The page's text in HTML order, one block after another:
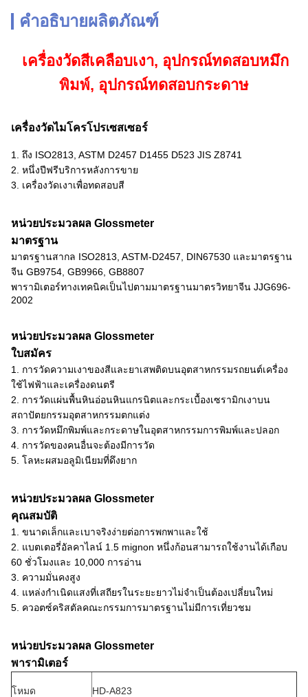
คำอธิบายผลิตภัณฑ์
เครื่องวัดสีเคลือบเงา, อุปกรณ์ทดสอบหมึก
พิมพ์, อุปกรณ์ทดสอบกระดาษ
เครื่องวัดไมโครโปรเซสเซอร์
1. ถึง ISO2813, ASTM D2457 D1455 D523 JIS Z8741
2. หนึ่งปีฟรีบริการหลังการขาย
3. เครื่องวัดเงาเพื่อทดสอบสี
หน่วยประมวลผล Glossmeter
มาตรฐาน
มาตรฐานสากล ISO2813, ASTM-D2457, DIN67530 และมาตรฐาน
จีน GB9754, GB9966, GB8807
พารามิเตอร์ทางเทคนิคเป็นไปตามมาตรฐานมาตรวิทยาจีน JJG696-
2002
หน่วยประมวลผล Glossmeter
ใบสมัคร
1. การวัดความเงาของสีและยาเสพติดบนอุตสาหกรรมรถยนต์เครื่อง
ใช้ไฟฟ้าและเครื่องดนตรี
2. การวัดแผ่นพื้นหินอ่อนหินแกรนิตและกระเบื้องเซรามิกเงาบน
สถาปัตยกรรมอุตสาหกรรมตกแต่ง
3. การวัดหมึกพิมพ์และกระดาษในอุตสาหกรรมการพิมพ์และปลอก
4. การวัดของคนอื่นจะต้องมีการวัด
5. โลหะผสมอลูมิเนียมที่ดึงยาก
หน่วยประมวลผล Glossmeter
คุณสมบัติ
1. ขนาดเล็กและเบาจริงง่ายต่อการพกพาและใช้
2. แบตเตอรี่อัลคาไลน์ 1.5 mignon หนึ่งก้อนสามารถใช้งานได้เกือบ
60 ชั่วโมงและ 10,000 การอ่าน
3. ความมั่นคงสูง
4. แหล่งกำเนิดแสงที่เสถียรในระยะยาวไม่จำเป็นต้องเปลี่ยนใหม่
5. ควอตซ์คริสตัลคณะกรรมการมาตรฐานไม่มีการเที่ยวชม
หน่วยประมวลผล Glossmeter
พารามิเตอร์
โหมด HD-A823